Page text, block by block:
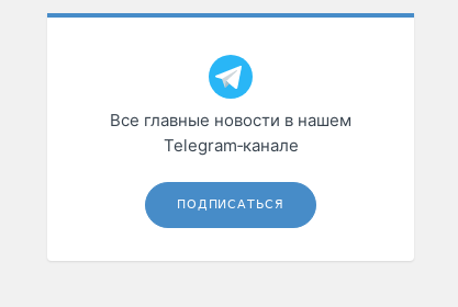
Все главные новости в нашем
Telegram‑канале
ПОДПИСАТЬСЯ